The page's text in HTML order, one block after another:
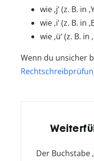
wie ‚j‘ (z. B. in
wie ‚i‘ (z. B. in
wie ‚ü‘ (z. B. in
Wenn du unsicher
Der Buchstabe